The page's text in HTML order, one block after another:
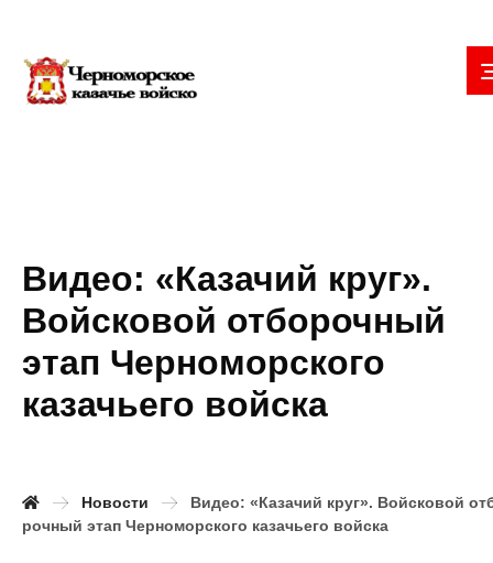
Видео: «Казачий круг».
Войсковой отборочный
этап Черноморского
казачьего войска
Новости
Видео: «Казачий круг». Войсковой
рочный этап Черноморского казачьего войска